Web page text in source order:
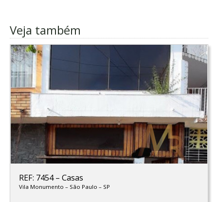
Veja também
REF: 7454– Casas
Vila Monumento – São Paulo – SP